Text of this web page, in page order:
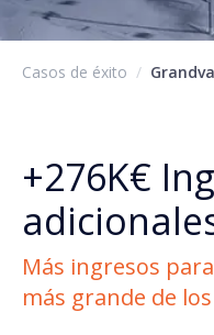
Casos de éxito /
+276K€
Más ingresos
más grande de